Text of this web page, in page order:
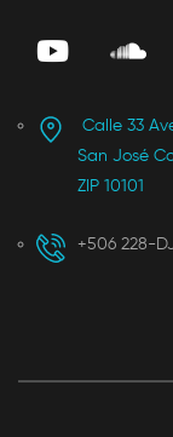
Calle 33
San José
ZIP 10101
+506 228-